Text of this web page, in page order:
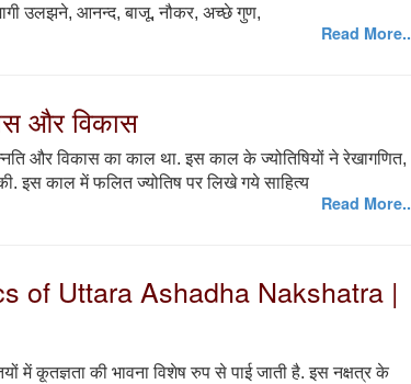
उलझने, आनन्द, बाजू, नौकर, अच्छे गुण,
Read More..
और विकास
और विकास का काल था. इस काल के ज्योतिषियों ने रेखागणित,
इस काल में फलित ज्योतिष पर लिखे गये साहित्य
Read More..
of Uttara Ashadha Nakshatra |
में कृ्तज्ञता की भावना विशेष रुप से पाई जाती है. इस नक्षत्र के